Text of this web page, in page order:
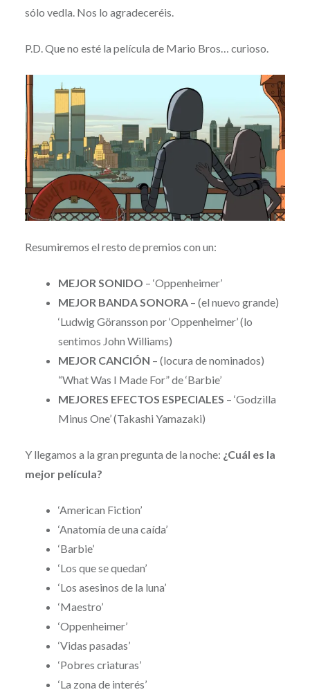
sólo vedla. Nos lo agradeceréis.
P.D. Que no esté la película de Mario Bros… curioso.
Resumiremos el resto de premios con un:
MEJOR SONIDO – ‘Oppenheimer’
MEJOR BANDA SONORA– (el nuevo grande)
‘Ludwig Göransson por ‘Oppenheimer’ (lo
sentimos John Williams)
MEJOR CANCIÓN – (locura de nominados)
“What Was I Made For” de ‘Barbie’
MEJORES EFECTOS ESPECIALES – ‘Godzilla
Minus One’ (Takashi Yamazaki)
Y llegamos a la gran pregunta de la noche: ¿Cuál es la
mejor película?
‘American Fiction’
‘Anatomía de una caída’
‘Barbie’
‘Los que se quedan’
‘Los asesinos de la luna’
‘Maestro’
‘Oppenheimer’
‘Vidas pasadas’
‘Pobres criaturas’
‘La zona de interés’